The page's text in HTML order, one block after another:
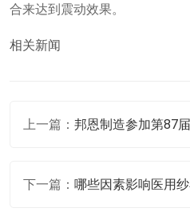
合来达到震动效果。
相关新闻
上一篇： 邦恩制造参加第87
下一篇： 哪些因素影响医用